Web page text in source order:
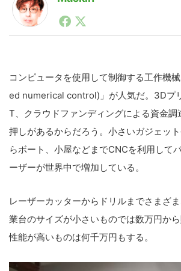
1990年代初頭から記者としてま
ートアップ業界のハードウェアか
生から普及成長までを最前線で見
注目される。通信キャリアのニュ
スクとして数億PV事業に。世界
ペイン）の元日本編集長、
などを経て、現在、スタートアッ
注力中。
コンピュータを使用して制御する工作機
ed numerical control)」が人気だ。3Dプ
T、クラウドファンディングによる資金調
押しがあるからだろう。小さいガジェッ
らボート、小屋などまでCNCを利用して
ーザーが世界中で増加している。
レーザーカッターからドリルまでさまざ
業台のサイズが小さいものでは数万円か
性能が高いものは何千万円もする。
Drone
投資家登録
Block Data Bank